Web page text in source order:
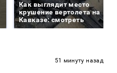
Как выглядит место
крушение вертолета на
Кавказе: смотреть
51 минуту назад